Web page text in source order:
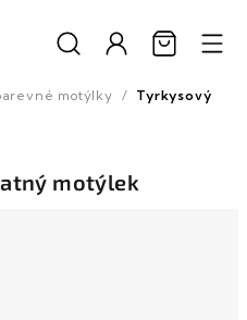
motýlky / Tyrkysový
motýlek